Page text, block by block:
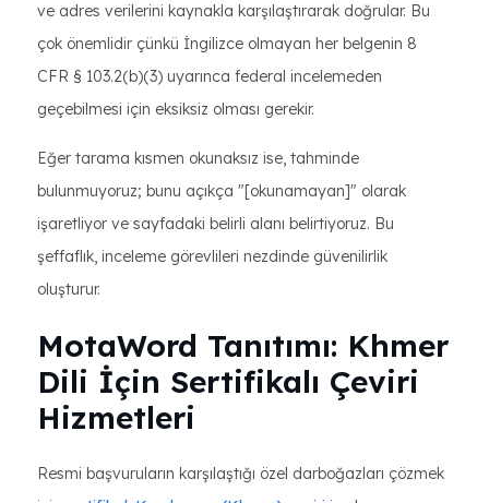
ve adres verilerini kaynakla karşılaştırarak doğrular. Bu
çok önemlidir çünkü İngilizce olmayan her belgenin 8
CFR § 103.2(b)(3) uyarınca federal incelemeden
geçebilmesi için eksiksiz olması gerekir.
Eğer tarama kısmen okunaksız ise, tahminde
bulunmuyoruz; bunu açıkça "[okunamayan]" olarak
işaretliyor ve sayfadaki belirli alanı belirtiyoruz. Bu
şeffaflık, inceleme görevlileri nezdinde güvenilirlik
oluşturur.
MotaWord Tanıtımı: Khmer
Dili İçin Sertifikalı Çeviri
Hizmetleri
Resmi başvuruların karşılaştığı özel darboğazları çözmek